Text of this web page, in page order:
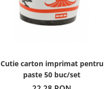
Cutie carton imprimat pentru
paste 50 buc/set